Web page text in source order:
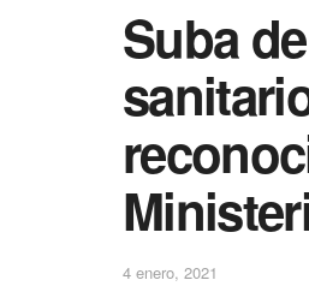
Suba
4 enero, 2021